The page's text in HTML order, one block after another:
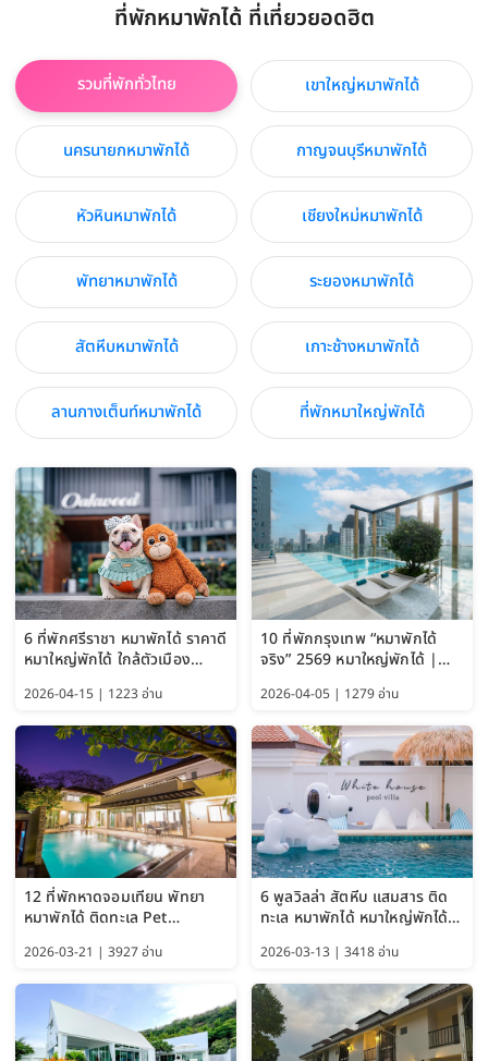
ที่พักหมาพักได้ ที่เที่ยวยอดฮิต
รวมที่พักทั่วไทย เขาใหญ่หมาพักได้
นครนายกหมาพักได้ กาญจนบุรีหมาพักได้
หัวหินหมาพักได้ เชียงใหม่หมาพักได้
พัทยาหมาพักได้ ระยองหมาพักได้
สัตหีบหมาพักได้ เกาะช้างหมาพักได้
ลานกางเต็นท์หมาพักได้ ที่พักหมาใหญ่พักได้
6 ที่พักศรีราชา หมาพักได้ ราคาดี
หมาใหญ่พักได้ ใกล้ตัวเมือง
2026-04-15 | 1223 อ่าน
10 ที่พักกรุงเทพ “หมาพักได้
จริง” 2569 หมาใหญ่พักได้ |
Bangkok อัปเดตล่าสุด
2026-04-05 | 1279 อ่าน
12 ที่พักหาดจอมเทียน พัทยา
หมาพักได้ ติดทะเล Pet
พักได้ อัปเดต 2569
2026-03-21 | 3927 อ่าน
6 พูลวิลล่า สัตหีบ แสมสาร ติด
ทะเล หมาพักได้ หมาใหญ่พักได้
2026-03-13 | 3418 อ่าน